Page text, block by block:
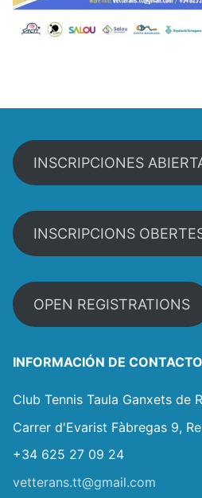
INSCRIPCIONES
INSCRIPCIONS
OPEN REGISTRATIONS
INFORMACIÓN DE CONTACTO
Club Tennis Taula Ganxets de
Carrer d'Evarist Fàbregas 9,
+34 625 27 09 24
vetterans.tt@gmail.com